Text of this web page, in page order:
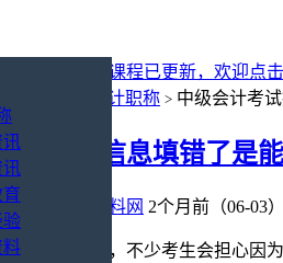
讯
讯
验
料
初级会计免费课程已更新，欢迎点
中级会计职称 > 中级会计考
报名时信息填错了是
资讯 会计资料网 2个月前（06-03）
试报名过程中，不少考生会担心